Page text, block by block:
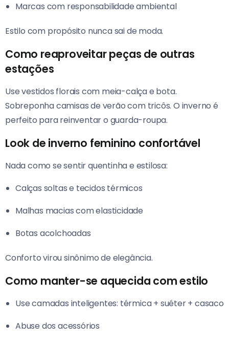
Marcas com responsabilidade ambiental
Estilo com propósito nunca sai de moda.
Como reaproveitar peças de outras
estações
Use vestidos florais com meia-calça e bota.
Sobreponha camisas de verão com tricôs. O inverno é
perfeito para reinventar o guarda-roupa.
Look de inverno feminino confortável
Nada como se sentir quentinha e estilosa:
Calças soltas e tecidos térmicos
Malhas macias com elasticidade
Botas acolchoadas
Conforto virou sinônimo de elegância.
Como manter-se aquecida com estilo
Use camadas inteligentes: térmica + suéter + casaco
Abuse dos acessórios